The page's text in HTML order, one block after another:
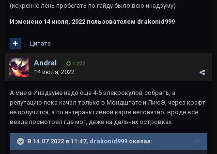
(искренне лень пробегать по гайду было всю инадзуму)
Изменено 14 июля, 2022 пользователем drakonid999
Цитата
Andral 1 222
14 июля, 2022
А мне в Инадзуме надо еще 4-5 элекрокулов собрать, а
репутацию пока качал только в Мондштате и ЛиюЭ, через крафт
не получится, а по интеранктивной карте непонятно, вроде все
везде посмотрел где мог, даже на дальних островках.
В 14.07.2022 в 11:47, drakonid999 сказал: